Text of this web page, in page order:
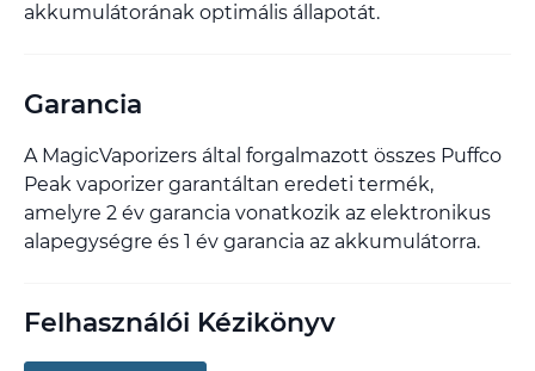
akkumulátorának optimális állapotát.
Garancia
A MagicVaporizers által forgalmazott összes Puffco
Peak vaporizer garantáltan eredeti termék,
amelyre 2 év garancia vonatkozik az elektronikus
alapegységre és 1 év garancia az akkumulátorra.
Felhasználói Kézikönyv